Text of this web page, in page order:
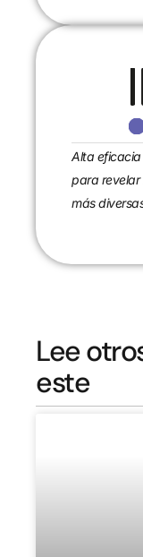
Alta eficacia
para revelar
más
Lee
este